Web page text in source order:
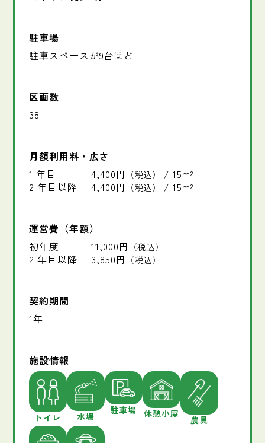
駐車場
駐車スペースが9台ほど
区画数
38
月額利用料・広さ
1 年目
4,400円 （税込）
/ 15m²
2 年目以降
4,400円 （税込） / 15m²
運営費（年額）
初年度
11,000円 （税込）
2 年目以降 3,850円 （税込）
契約期間
1年
施設情報
トイレ 水場
駐車場 休憩小屋
農具